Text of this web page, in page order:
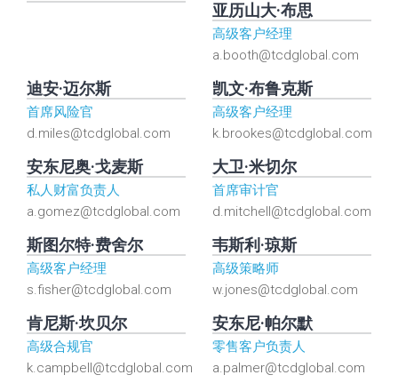
亚历山大·布思
高级客户经理
a.booth@tcdglobal.com
迪安·迈尔斯
首席风险官
d.miles@tcdglobal.com
凯文·布鲁克斯
高级客户经理
k.brookes@tcdglobal.com
安东尼奥·戈麦斯
私人财富负责人
a.gomez@tcdglobal.com
大卫·米切尔
首席审计官
d.mitchell@tcdglobal.com
斯图尔特·费舍尔
高级客户经理
s.fisher@tcdglobal.com
韦斯利·琼斯
高级策略师
w.jones@tcdglobal.com
肯尼斯·坎贝尔
高级合规官
k.campbell@tcdglobal.com
安东尼·帕尔默
零售客户负责人
a.palmer@tcdglobal.com